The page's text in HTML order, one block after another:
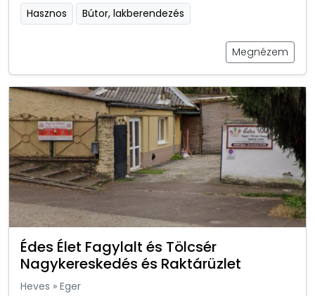
Hasznos Bútor, lakberendezés
Megnézem
Édes Élet Fagylalt és Tölcsér
Nagykereskedés és Raktárüzlet
Heves » Eger